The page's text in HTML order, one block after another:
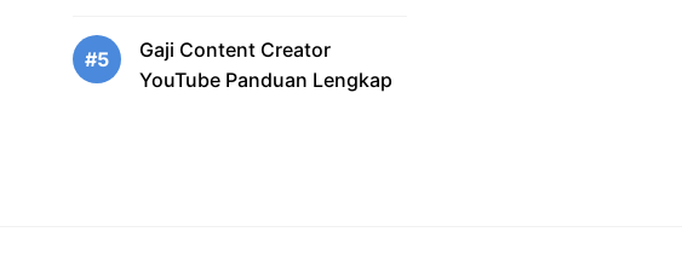
#5
Gaji Content Creator
YouTube Panduan Lengkap